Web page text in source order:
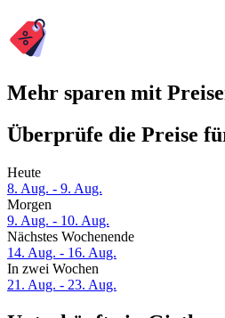
Mehr sparen mit
Überprüfe die Preise
Heute
8. Aug. - 9. Aug.
Morgen
9. Aug. - 10. Aug.
Nächstes Wochenende
14. Aug. - 16. Aug.
In zwei Wochen
21. Aug. - 23. Aug.